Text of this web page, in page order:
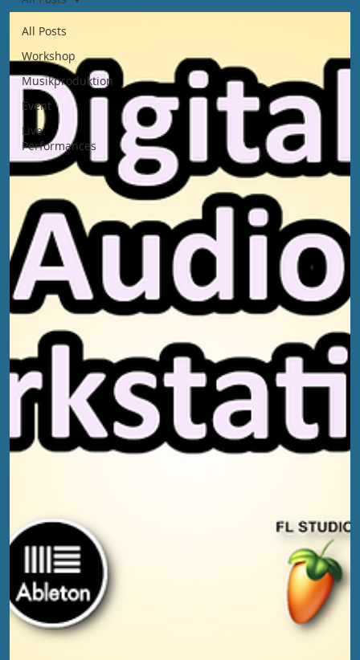
All Posts
Workshop
Musikproduktion
Event
Live
Performances